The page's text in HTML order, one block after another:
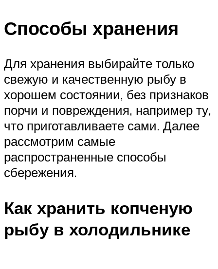
Способы хранения
Для хранения выбирайте только
свежую и качественную рыбу в
хорошем состоянии, без признаков
порчи и повреждения, например ту,
что приготавливаете сами. Далее
рассмотрим самые
распространенные способы
сбережения.
Как хранить копченую
рыбу в холодильнике